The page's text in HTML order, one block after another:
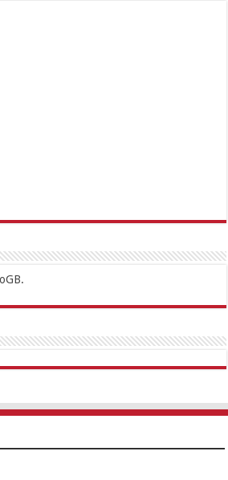
SupertotobetTipobetMatadorbetMariobet